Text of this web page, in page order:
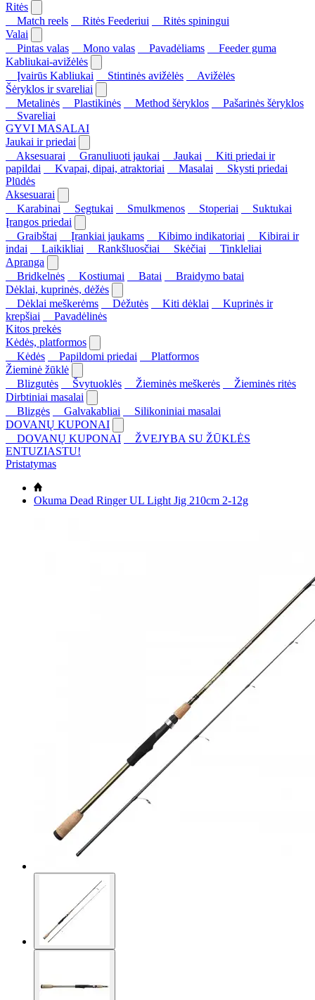
Ritės
Match reels
Ritės Feederiui
Ritės spiningui
Valai
Pintas valas
Mono valas Pavadėliams
Feeder guma
Kabliukai-avižėlės
Įvairūs Kabliukai
Stintinės avižėlės
Avižėlės
Šėryklos ir svareliai
Metalinės
Plastikinės Method šėryklos
Pašarinės šėryklos
Svareliai
GYVI MASALAI
Jaukai ir priedai
Aksesuarai
Granuliuoti jaukai Jaukai
Kiti priedai ir
papildai
Kvapai, dipai, atraktoriai Masalai
Skysti priedai
Plūdės
Aksesuarai
Karabinai
Segtukai Smulkmenos Stoperiai
Suktukai
Įrangos priedai
Graibštai
Įrankiai jaukams Kibimo indikatoriai
Kibirai ir
indai
Laikikliai Rankšluosčiai Skėčiai
Tinkleliai
Apranga
Bridkelnės
Kostiumai Batai
Braidymo batai
Dėklai, kuprinės, dėžės
Dėklai meškerėms
Dėžutės Kiti dėklai
Kuprinės ir
krepšiai
Pavadėlinės
Kitos prekės
Kėdės, platformos
Kėdės
Papildomi priedai
Platformos
Žieminė žūklė
Blizgutės
Švytuoklės Žieminės meškerės
Žieminės ritės
Dirbtiniai masalai
Blizgės
Galvakabliai
Silikoniniai masalai
DOVANŲ KUPONAI
DOVANŲ KUPONAI
ŽVEJYBA SU ŽŪKLĖS
ENTUZIASTU!
Pristatymas
Okuma Dead Ringer UL Light Jig 210cm 2-12g